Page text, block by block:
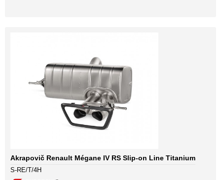
Akrapovič Renault Mégane IV RS Slip-on Line Titanium
S-RE/T/4H